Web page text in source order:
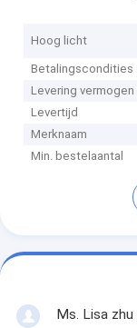
Hoog licht
Betalingscondities
Levering vermogen
Levertijd
Merknaam
Min. bestelaantal
Ms. Lisa zhu